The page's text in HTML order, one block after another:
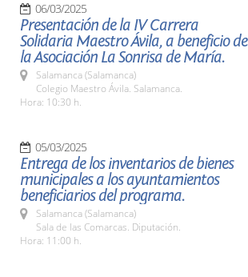
06/03/2025
Presentación de la IV Carrera
Solidaria Maestro Ávila, a beneficio de
la Asociación La Sonrisa de María.
Salamanca (Salamanca)
Colegio Maestro Ávila. Salamanca.
Hora: 10:30 h.
05/03/2025
Entrega de los inventarios de bienes
municipales a los ayuntamientos
beneficiarios del programa.
Salamanca (Salamanca)
Sala de las Comarcas. Diputación.
Hora: 11:00 h.